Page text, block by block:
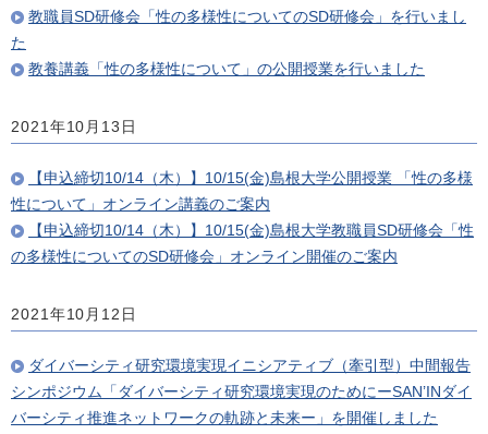
教職員SD研修会「性の多様性についてのSD研修会」を行いまし
た
教養講義「性の多様性について」の公開授業を行いました
2021年10月13日
【申込締切10/14（木）】10/15(金)島根大学公開授業 「性の多様
性について」オンライン講義のご案内
【申込締切10/14（木）】10/15(金)島根大学教職員SD研修会「性
の多様性についてのSD研修会」オンライン開催のご案内
2021年10月12日
ダイバーシティ研究環境実現イニシアティブ（牽引型）中間報告
シンポジウム「ダイバーシティ研究環境実現のためにーSAN’INダイ
バーシティ推進ネットワークの軌跡と未来ー」を開催しました